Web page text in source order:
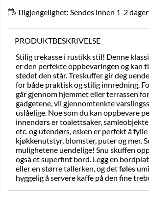
Tilgjengelighet: Sendes innen 1-2 dager
PRODUKTBESKRIVELSE
Stilig trekasse i rustikk stil! Denne
er den perfekte oppbevaringen og kan
stedet den står. Treskuffer gir deg
for både praktisk og stilig innredning.
går gjennom hjemmet eller terrassen
gadgetene, vil gjennomtenkte
uslåelige. Noe som du kan oppbevare
innendørs er toalettsaker,
etc. og utendørs, esken er perfekt å fylle
kjøkkenutstyr, blomster, puter og mer.
mulighetene uendelige! Snu skuffen
også et superfint bord. Legg en
eller en større tallerken, og det føles
hyggelig å servere kaffe på den fine